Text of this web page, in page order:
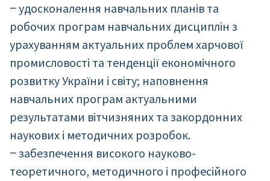
‒ удосконалення навчальних планів та
робочих програм навчальних дисциплін з
урахуванням актуальних проблем харчової
промисловості та тенденції економічного
розвитку України і світу; наповнення
навчальних програм актуальними
результатами вітчизняних та закордонних
наукових і методичних розробок.
‒ забезпечення високого науково-
теоретичного, методичного і професійного